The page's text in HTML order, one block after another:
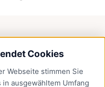
Cookies
Webseite stimmen Sie
ausgewähltem Umfang